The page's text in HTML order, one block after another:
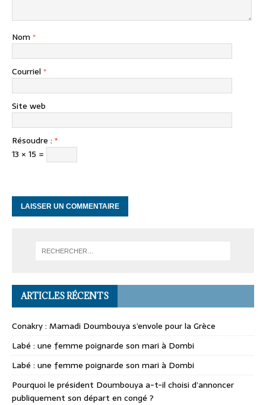
Nom *
Courriel *
Site web
Résoudre : *
13 × 15 =
ARTICLES RÉCENTS
Conakry : Mamadi Doumbouya s’envole pour la Grèce
Labé : une femme poignarde son mari à Dombi
Labé : une femme poignarde son mari à Dombi
Pourquoi le président Doumbouya a-t-il choisi d’annoncer
publiquement son départ en congé ?